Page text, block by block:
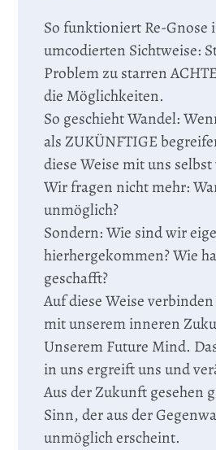
So funktioniert Re-Gnose
umcodierten Sichtweise:
Problem zu starren
die Möglichkeiten.
So geschieht Wandel:
als ZUKÜNFTIGE
diese Weise mit uns
Wir fragen nicht mehr:
unmöglich?
Sondern: Wie sind wir
hierhergekommen? Wie
geschafft?
Auf diese Weise
mit unserem inneren
Unserem Future Mind.
in uns ergreift uns und
Aus der Zukunft gesehen
Sinn, der aus der
unmöglich erscheint.